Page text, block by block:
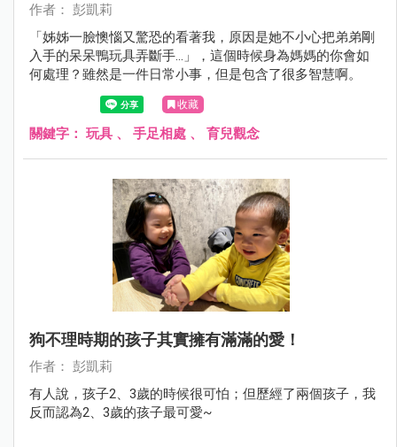
作者： 彭凱莉
「姊姊一臉懊惱又驚恐的看著我，原因是她不小心把弟弟剛
入手的呆呆鴨玩具弄斷手...」，這個時候身為媽媽的你會如
何處理？雖然是一件日常小事，但是包含了很多智慧啊。
收藏
關鍵字： 玩具 、 手足相處 、 育兒觀念
狗不理時期的孩子其實擁有滿滿的愛！
作者： 彭凱莉
有人說，孩子2、3歲的時候很可怕；但歷經了兩個孩子，我
反而認為2、3歲的孩子最可愛~